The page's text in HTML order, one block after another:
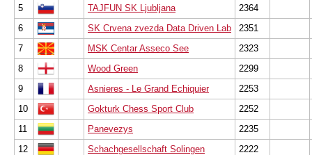
5
TAJFUN SK Ljubljana
2364
6
SK Crvena zvezda Data Driven Lab
2351
7
MSK Centar Asseco See
2323
8
Wood Green
2299
9
Asnieres - Le Grand Echiquier
2253
10
Gokturk Chess Sport Club
2252
11
Panevezys
2235
12
Schachgesellschaft Solingen
2222